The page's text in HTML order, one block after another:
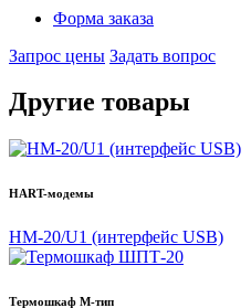
Форма заказа
Запрос цены Задать вопрос
Другие товары
HART-модемы
HM-20/U1 (интерфейс USB)
Термошкаф М-тип